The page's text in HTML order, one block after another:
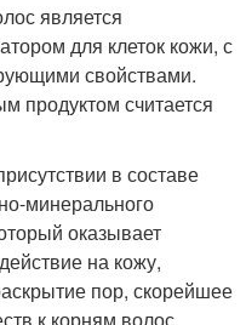
является
для клеток кожи, с
свойствами.
продуктом считается
в составе
минерального
оказывает
на кожу,
пор, скорейшее
к корням волос.